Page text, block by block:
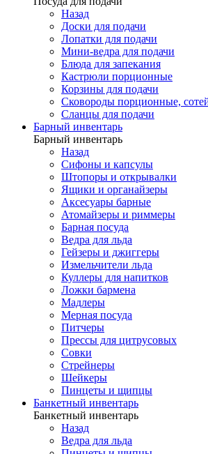
Назад
Доски для подачи
Лопатки для подачи
Мини-ведра для подачи
Блюда для запекания
Кастрюли порционные
Корзины для подачи
Сковороды порционные,
Сланцы для подачи
Барный инвентарь
Барный инвентарь
Назад
Сифоны и капсулы
Штопоры и открывалки
Ящики и органайзеры
Аксесуары барные
Атомайзеры и риммеры
Барная посуда
Ведра для льда
Гейзеры и джиггеры
Измельчители льда
Куллеры для напитков
Ложки бармена
Мадлеры
Мерная посуда
Питчеры
Прессы для цитрусовых
Совки
Стрейнеры
Шейкеры
Пинцеты и щипцы
Банкетный инвентарь
Банкетный инвентарь
Назад
Ведра для льда